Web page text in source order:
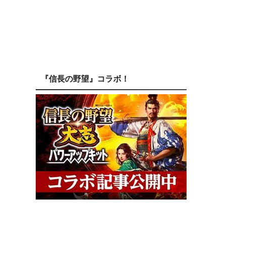
『信長の野望』コラボ！